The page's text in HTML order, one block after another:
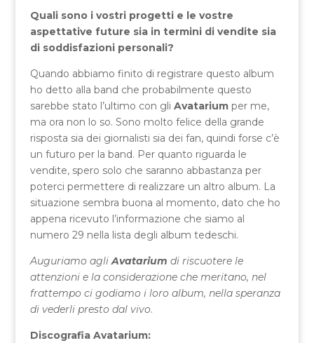
Quali sono i vostri progetti e le vostre
aspettative future sia in termini di vendite sia
di soddisfazioni personali?
Quando abbiamo finito di registrare questo album
ho detto alla band che probabilmente questo
sarebbe stato l’ultimo con gli Avatariumper me,
ma ora non lo so. Sono molto felice della grande
risposta sia dei giornalisti sia dei fan, quindi forse c’è
un futuro per la band. Per quanto riguarda le
vendite, spero solo che saranno abbastanza per
poterci permettere di realizzare un altro album. La
situazione sembra buona al momento, dato che ho
appena ricevuto l’informazione che siamo al
numero 29 nella lista degli album tedeschi.
Auguriamo agliAvatarium di riscuotere le
attenzioni e la considerazione che meritano, nel
frattempo ci godiamo i loro album, nella speranza
di vederli presto dal vivo.
Discografia Avatarium: